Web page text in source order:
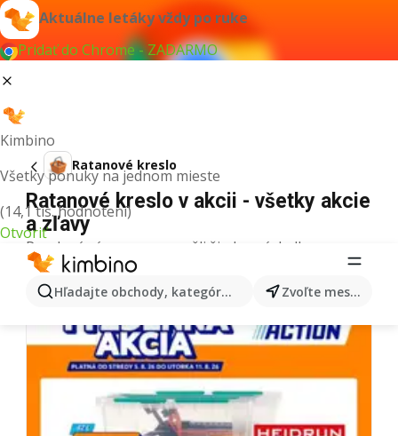
Aktuálne letáky vždy po ruke
Pridať do Chrome - ZADARMO
Kimbino
Všetky ponuky na jednom mieste
(14,1 tis. hodnotení)
Otvoriť
Hľadajte obchody, kategórie, produkty... Zvoľte mesto
Ratanové kreslo
Ratanové kreslo v akcii - všetky akcie
a zľavy
Pre daný výraz sme nenašli žiadne výsledky.
Ďalšie letáky z kategórie